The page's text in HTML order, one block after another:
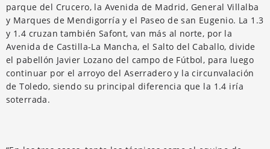
parque del Crucero, la Avenida de Madrid, General Villalba
y Marques de Mendigorría y el Paseo de san Eugenio. La 1.3
y 1.4 cruzan también Safont, van más al norte, por la
Avenida de Castilla-La Mancha, el Salto del Caballo, divide
el pabellón Javier Lozano del campo de Fútbol, para luego
continuar por el arroyo del Aserradero y la circunvalación
de Toledo, siendo su principal diferencia que la 1.4 iría
soterrada.